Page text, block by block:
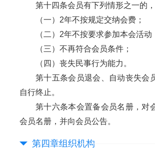
第十四条会员有下列情形之一的
（一）2年不按规定交纳会费；
（二）2年不按要求参加本会活动
（三）不再符合会员条件；
（四）丧失民事行为能力。
第十五条会员退会、自动丧失会
自行终止。
第十六条本会置备会员名册，对
会员名册，并向会员公告。
第四章组织机构